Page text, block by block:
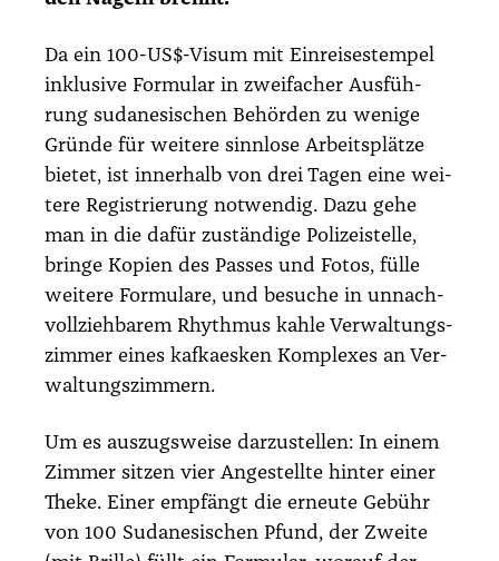
Da ein 100-US$-Visum mit Ein­rei­se­stem­pel
inklu­si­ve For­mu­lar in zwei­fa­cher Aus­füh­
rung suda­ne­si­schen Behör­den zu weni­ge
Grün­de für wei­te­re sinn­lo­se Arbeits­plät­ze
bie­tet, ist inner­halb von drei Tagen eine wei­
te­re Regis­trie­rung not­wen­dig. Dazu gehe
man in die dafür zustän­di­ge Poli­zei­stel­le,
brin­ge Kopien des Pas­ses und Fotos, fül­le
wei­te­re For­mu­la­re, und besu­che in unnach­
voll­zieh­ba­rem Rhyth­mus kah­le Ver­wal­tungs­
zim­mer eines kaf­ka­es­ken Kom­ple­xes an Ver­
wal­tungs­zim­mern.
Um es aus­zugs­wei­se dar­zu­stel­len: In einem
Zim­mer sit­zen vier Ange­stell­te hin­ter einer
The­ke. Einer emp­fängt die erneu­te Gebühr
von 100 Suda­ne­si­schen Pfund, der Zwei­te